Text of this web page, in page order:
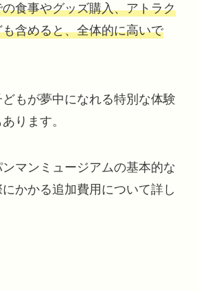
食事やグッズ購入、アトラク
含めると、全体的に高いで
もが夢中になれる特別な体験
ります。
マンミュージアムの基本的な
かかる追加費用について詳し